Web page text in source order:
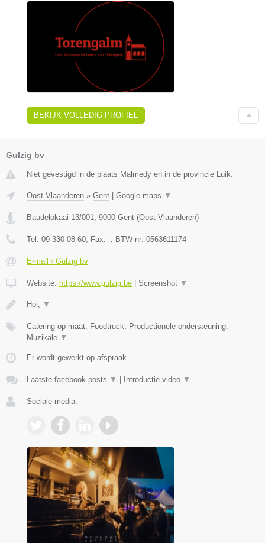
BEKIJK VOLLEDIG PROFIEL
Gulzig bv
Niet gevestigd in de plaats Malmedy en in de provincie Luik.
Oost-Vlaanderen » Gent Google maps ▼
Baudelokaai 13/001 9000 Gent (Oost-Vlaanderen)
Tel: 09 330 08 60 , Fax: - , BTW-nr: 0563611174
E-mail › Gulzig bv
Website: https://www.gulzig.be Screenshot ▼
Hoi, ▼
Catering op maat, Foodtruck, Productionele ondersteuning,
Muzikale ▼
Er wordt gewerkt op afspraak.
Laatste facebook posts ▼ Introductie video ▼
Sociale media: